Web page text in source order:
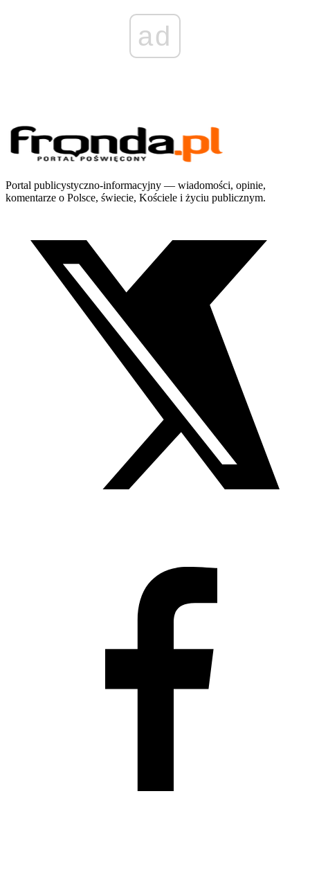
ad
Portal publicystyczno-informacyjny — wiadomości, opinie,
komentarze o Polsce, świecie, Kościele i życiu publicznym.